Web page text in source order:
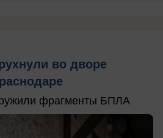
во дворе
фрагменты БПЛА